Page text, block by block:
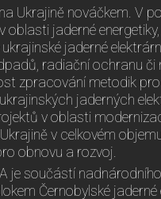
Ukrajině nováčkem. V
oblasti jaderné
jaderné
radiační ochranu
zpracování metodik
jaderných
v oblasti
v celkovém
obnovu a rozvoj.
je součástí
Černobylské